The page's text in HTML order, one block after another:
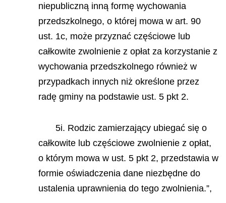
niepubliczną inną formę wychowania
przedszkolnego, o której mowa w art. 90
ust. 1c, może przyznać częściowe lub
całkowite zwolnienie z opłat za korzystanie z
wychowania przedszkolnego również w
przypadkach innych niż określone przez
radę gminy na podstawie ust. 5 pkt 2.
5i. Rodzic zamierzający ubiegać się o
całkowite lub częściowe zwolnienie z opłat,
o którym mowa w ust. 5 pkt 2, przedstawia w
formie oświadczenia dane niezbędne do
ustalenia uprawnienia do tego zwolnienia.”,